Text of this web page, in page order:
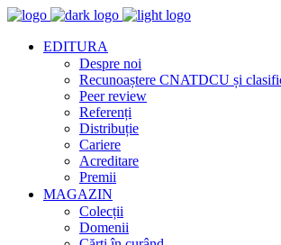
EDITURA
Despre noi
Recunoaștere CNATDCU și
Peer review
Referenți
Distribuție
Cariere
Acreditare
Premii
MAGAZIN
Colecții
Domenii